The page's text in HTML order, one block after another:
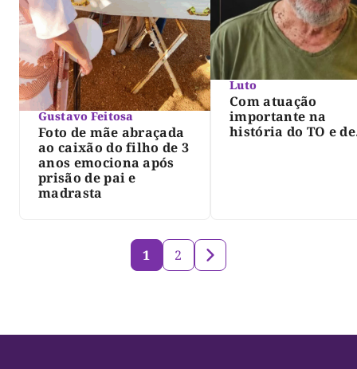
Gustavo Feitosa
Foto de mãe abraçada
ao caixão do filho de 3
anos emociona após
prisão de pai e
madrasta
Luto
Com atuação
importante na
história do TO e de
1 2